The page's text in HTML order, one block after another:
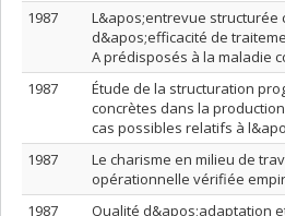
1987
L&apos;entrevue structurée
d&apos;efficacité de
A prédisposés à la maladie
1987
Étude de la structuration
concrètes dans la
cas possibles relatifs à
1987
Le charisme en milieu de
opérationnelle vérifiée
1987
Qualité d&apos;adaptation